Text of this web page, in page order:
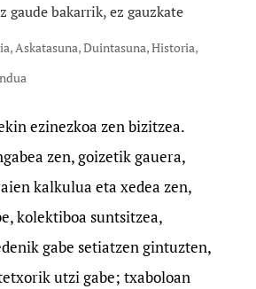
gaude bakarrik, ez gauzkate
, Askatasuna,Duintasuna,Historia,
ezinezkoa zen bizitzea.
zen, goizetik gauera,
kalkulua eta xedea zen,
kolektiboa suntsitzea,
gabe setiatzen gintuzten,
utzi gabe; txaboloan